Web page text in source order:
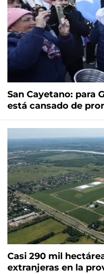
San Cayetano: para
está cansado de
Casi 290 mil
extranjeras en la